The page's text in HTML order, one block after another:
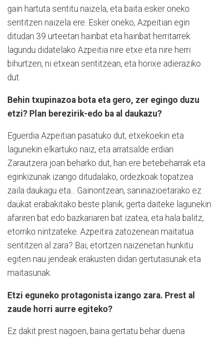
gain hartuta sentitu naizela, eta baita esker oneko
sentitzen naizela ere. Esker oneko, Azpeitian egin
ditudan 39 urteetan hainbat eta hainbat herritarrek
lagundu didatelako Azpeitia nire etxe eta nire herri
bihurtzen, ni etxean sentitzean, eta horixe adieraziko
dut.
Behin txupinazoa bota eta gero, zer egingo duzu
etzi? Plan berezirik-edo ba al daukazu?
Eguerdia Azpeitian pasatuko dut, etxekoekin eta
lagunekin elkartuko naiz, eta arratsalde erdian
Zarautzera joan beharko dut, han ere betebeharrak eta
eginkizunak izango ditudalako, ordezkoak topatzea
zaila daukagu eta... Gainontzean, saninazioetarako ez
daukat erabakitako beste planik; gerta daiteke lagunekin
afariren bat edo bazkariaren bat izatea, eta hala balitz,
etorriko nintzateke. Azpeitira zatozenean maitatua
sentitzen al zara? Bai, etortzen naizenetan hunkitu
egiten nau jendeak erakusten didan gertutasunak eta
maitasunak.
Etzi eguneko protagonista izango zara. Prest al
zaude horri aurre egiteko?
Ez dakit prest nagoen, baina gertatu behar duena